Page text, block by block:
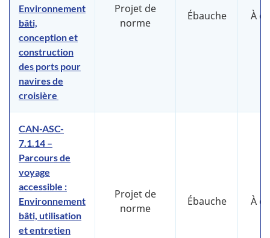
Environnement
bâti,
conception et
construction
des ports pour
navires de
croisière
Projet de
norme
Ébauche À
CAN-ASC-
7.1.14 –
Parcours de
voyage
accessible :
Environnement
bâti, utilisation
et entretien
Projet de
norme
Ébauche À